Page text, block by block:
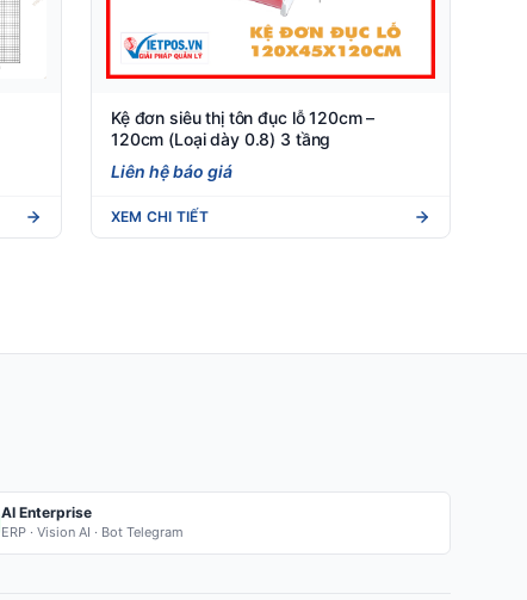
Kệ đơn siêu thị tôn đục lỗ 120cm –
120cm (Loại dày 0.8) 3 tầng
Liên hệ báo giá
XEM CHI TIẾT
AI Enterprise
ERP · Vision AI · Bot Telegram